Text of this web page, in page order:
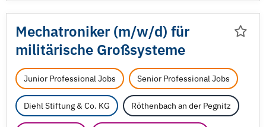
Mechatroniker (m/w/d) für
militärische Großsysteme
Junior Professional Jobs Senior Professional Jobs
Diehl Stiftung & Co. KG Röthenbach an der Pegnitz